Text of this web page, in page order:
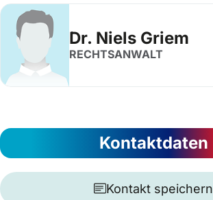
Dr. Niels Griem
RECHTSANWALT
Kontaktdaten
Kontakt speichern